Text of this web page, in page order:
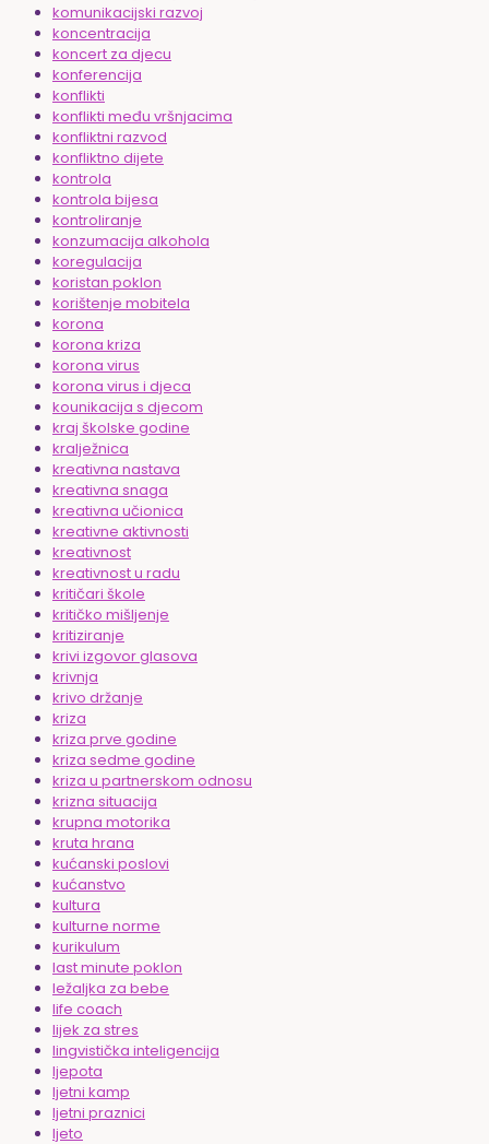
komunikacijski razvoj
koncentracija
koncert za djecu
konferencija
konflikti
konflikti među vršnjacima
konfliktni razvod
konfliktno dijete
kontrola
kontrola bijesa
kontroliranje
konzumacija alkohola
koregulacija
koristan poklon
korištenje mobitela
korona
korona kriza
korona virus
korona virus i djeca
kounikacija s djecom
kraj školske godine
kralježnica
kreativna nastava
kreativna snaga
kreativna učionica
kreativne aktivnosti
kreativnost
kreativnost u radu
kritičari škole
kritičko mišljenje
kritiziranje
krivi izgovor glasova
krivnja
krivo držanje
kriza
kriza prve godine
kriza sedme godine
kriza u partnerskom odnosu
krizna situacija
krupna motorika
kruta hrana
kućanski poslovi
kućanstvo
kultura
kulturne norme
kurikulum
last minute poklon
ležaljka za bebe
life coach
lijek za stres
lingvistička inteligencija
ljepota
ljetni kamp
ljetni praznici
ljeto